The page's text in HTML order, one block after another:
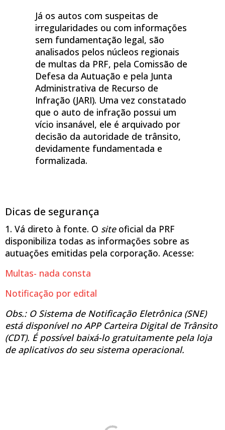
Já os autos com suspeitas de
irregularidades ou com informações
sem fundamentação legal, são
analisados pelos núcleos regionais
de multas da PRF, pela Comissão de
Defesa da Autuação e pela Junta
Administrativa de Recurso de
Infração (JARI). Uma vez constatado
que o auto de infração possui um
vício insanável, ele é arquivado por
decisão da autoridade de trânsito,
devidamente fundamentada e
formalizada.
Dicas de segurança
1. Vá direto à fonte. O siteoficial da PRF
disponibiliza todas as informações sobre as
autuações emitidas pela corporação. Acesse:
Multas- nada consta
Notificação por edital
Obs.: O Sistema de Notificação Eletrônica (SNE)
está disponível no APP Carteira Digital de Trânsito
(CDT). É possível baixá-lo gratuitamente pela loja
de aplicativos do seu sistema operacional.